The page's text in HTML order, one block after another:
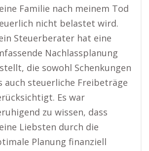
Familie nach meinem Tod
nicht belastet wird.
Steuerberater hat eine
Nachlassplanung
die sowohl Schenkungen
auch steuerliche Freibeträge
Es war
zu wissen, dass
Liebsten durch die
Planung finanziell